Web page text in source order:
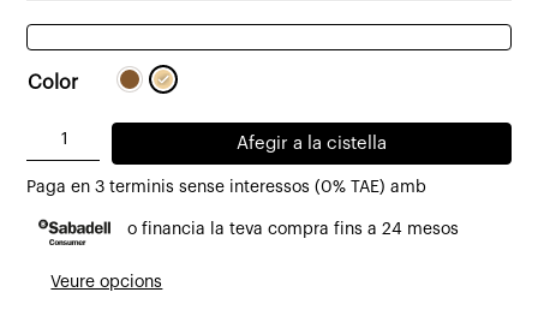
Color
quantitat
Bufet
alt
Afegir a la cistella
Paga en 3 terminis sense interessos (0% TAE) amb
o financia la teva compra fins a 24 mesos
Veure opcions